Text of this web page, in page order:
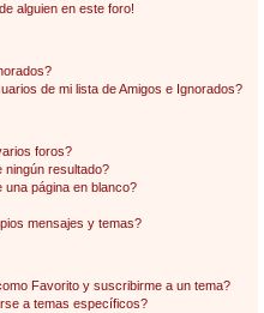
alguien en este foro!
de mi lista de Amigos e Ignorados?
foros?
ningún resultado?
una página en blanco?
mensajes y temas?
Favorito y suscribirme a un tema?
a temas específicos?